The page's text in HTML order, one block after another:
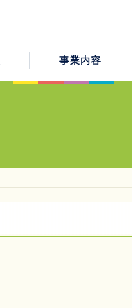
事業内容